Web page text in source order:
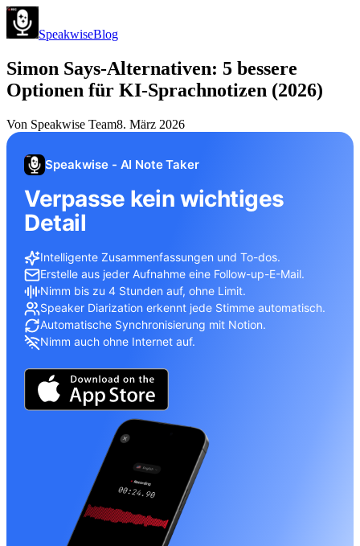
SpeakwiseBlog
Simon Says-Alternativen: 5 bessere
Optionen für KI-Sprachnotizen (2026)
Von Speakwise Team8. März 2026
Speakwise - AI Note Taker
Verpasse kein wichtiges
Detail
Intelligente Zusammenfassungen und To-dos.
Erstelle aus jeder Aufnahme eine Follow-up-E-Mail.
Nimm bis zu 4 Stunden auf, ohne Limit.
Speaker Diarization erkennt jede Stimme automatisch.
Automatische Synchronisierung mit Notion.
Nimm auch ohne Internet auf.